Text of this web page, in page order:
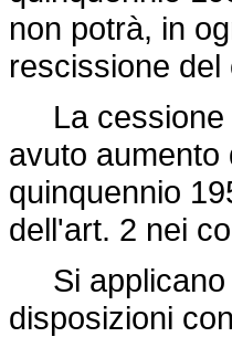
non potrà, in
rescissione del
La cessione
avuto
quinquennio
dell'art. 2 nei
Si applicano
disposizioni